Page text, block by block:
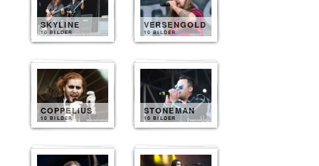
SKYLINE
10 BILDER
VERSENGOLD
10 BILDER
COPPELIUS
10 BILDER
STONEMAN
10 BILDER